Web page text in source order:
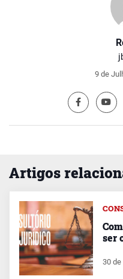
9 de
Artigos
ser
30 de